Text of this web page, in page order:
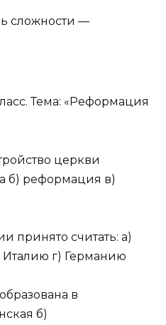
сложности —
Тема: «Реформация
церкви
б) реформация в)
принято считать: а)
г) Германию
в
б)